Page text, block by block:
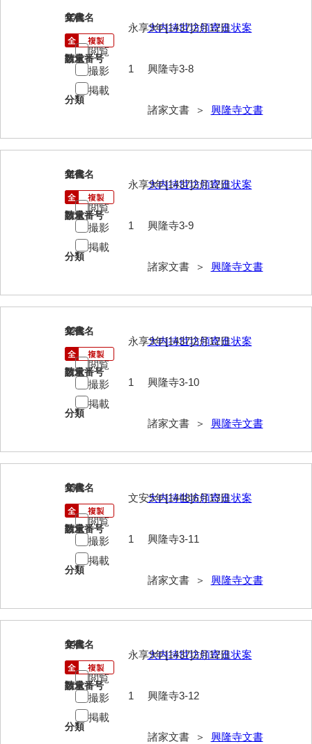
片山家文書（阿東町）
片山家文書（下関市豊浦）
片山家文書（美和町）
月輪寺文書
桂家文書（防府市）
桂家文書（宇部市1）
桂家文書（宇部市2）
桂家文書（下関市長府）
桂家文書（大阪市）
金谷家文書
金子家文書
兼重家文書
兼田家文書
亀田家文書
賀屋家文書
河北家文書
河野家文書（美祢市）
河野英男収集資料
神田一・二宮関係文書
10
文書名
大内持世坊領寄進状案
請求番号
興隆寺3-8
分類
諸家文書 ＞ 興隆寺文書
年代
永享9年[1437]2月12日
数量
1
閲覧
撮影
掲載
11
文書名
大内持世坊領寄進状案
請求番号
興隆寺3-9
分類
諸家文書 ＞ 興隆寺文書
年代
永享9年[1437]2月12日
数量
1
閲覧
撮影
掲載
12
文書名
大内持世坊領寄進状案
請求番号
興隆寺3-10
分類
諸家文書 ＞ 興隆寺文書
年代
永享9年[1437]2月12日
数量
1
閲覧
撮影
掲載
13
文書名
大内持世坊領寄進状案
請求番号
興隆寺3-11
分類
諸家文書 ＞ 興隆寺文書
年代
文安5年[1448]6月13日
数量
1
閲覧
撮影
掲載
14
文書名
大内持世坊領寄進状案
請求番号
興隆寺3-12
分類
諸家文書 ＞ 興隆寺文書
年代
永享9年[1437]2月12日
数量
1
閲覧
撮影
掲載